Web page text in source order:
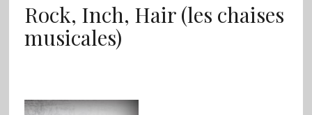
Rock, Inch, Hair (les chaises
musicales)